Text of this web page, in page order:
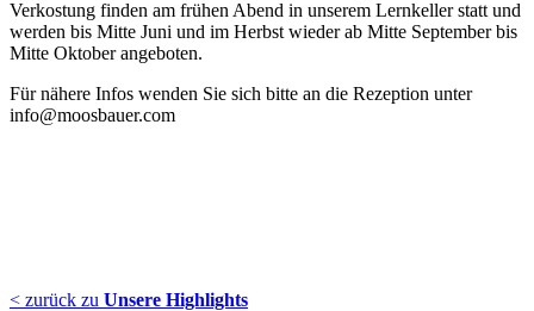
Verkostung finden am frühen Abend in unserem Lernkeller statt und
werden bis Mitte Juni und im Herbst wieder ab Mitte September bis
Mitte Oktober angeboten.
Für nähere Infos wenden Sie sich bitte an die Rezeption unter
info@moosbauer.com
< zurück zu Unsere Highlights